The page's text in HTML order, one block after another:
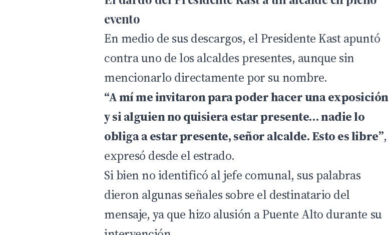
evento
En medio de sus descargos, el Presidente Kast apuntó
contra uno de los alcaldes presentes, aunque sin
mencionarlo directamente por su nombre.
“A mí me invitaron para poder hacer una exposición
y si alguien no quisiera estar presente… nadie lo
obliga a estar presente, señor alcalde. Esto es libre”,
expresó desde el estrado.
Si bien no identificó al jefe comunal, sus palabras
dieron algunas señales sobre el destinatario del
mensaje, ya que hizo alusión a Puente Alto durante su